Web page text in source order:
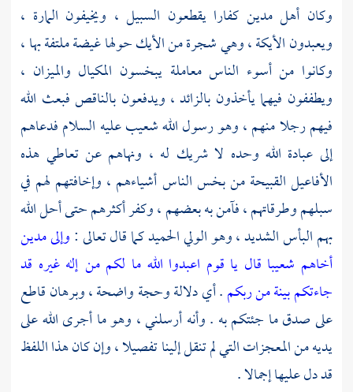
وكان أهل مدين كفارا يقطعون السبيل ، ويخيفون المارة ،
ويعبدون الأيكة ، وهي شجرة من الأيك حولها غيضة ملتفة بها ،
وكانوا من أسوء الناس معاملة يبخسون المكيال والميزان ،
ويطففون فيهما يأخذون بالزائد ، ويدفعون بالناقص فبعث الله
فيهم رجلا منهم ، وهو رسول اللهشعيبعليه السلام فدعاهم
إلى عبادة الله وحده لا شريك له ، ونهاهم عن تعاطي هذه
الأفاعيل القبيحة من بخس الناس أشياءهم ، وإخافتهم لهم في
سبلهم وطرقاتهم ، فآمن به بعضهم ، وكفر أكثرهم حتى أحل الله
بهم البأس الشديد ، وهو الولي الحميد كما قال تعالى :وإلى مدين
أخاهم شعيبا قال يا قوم اعبدوا الله ما لكم من إله غيره قد
جاءتكم بينة من ربكم. أي دلالة وحجة واضحة ، وبرهان قاطع
على صدق ما جئتكم به . وأنه أرسلني ، وهو ما أجرى الله على
يديه من المعجزات التي لم تنقل إلينا تفصيلا ، وإن كان هذا اللفظ
قد دل عليها إجمالا .